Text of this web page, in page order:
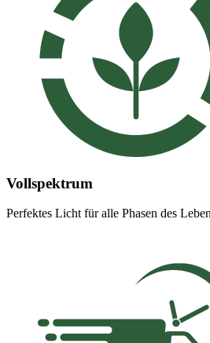
Vollspektrum
Perfektes Licht für alle Phasen des